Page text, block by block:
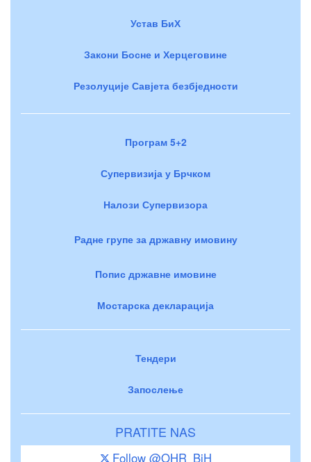
Устав БиХ
Закони Босне и Херцеговине
Резолуције Савјета безбједности
Програм 5+2
Супервизија у Брчком
Налози Супервизора
Радне групе за државну имовину
Попис државне имовине
Мостарска декларација
Тендери
Запослење
PRATITE NAS
Follow @OHR_BiH